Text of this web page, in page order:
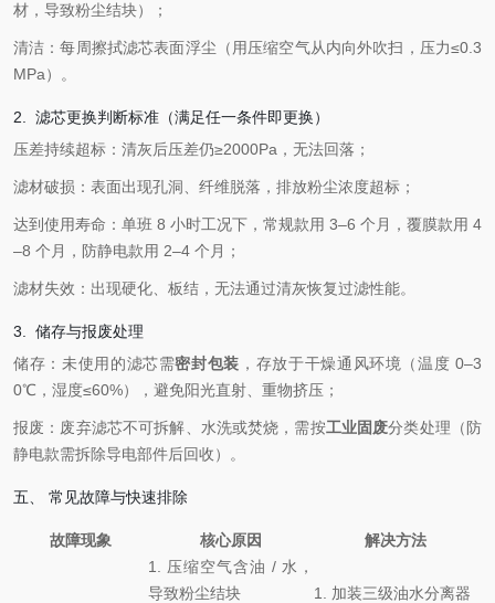
材，导致粉尘结块）；
清洁：每周擦拭滤芯表面浮尘（用压缩空气从内向外吹扫，压力≤0.3
MPa）。
2. 滤芯更换判断标准（满足任一条件即更换）
压差持续超标：清灰后压差仍≥2000Pa，无法回落；
滤材破损：表面出现孔洞、纤维脱落，排放粉尘浓度超标；
达到使用寿命：单班 8 小时工况下，常规款用 3–6 个月，覆膜款用 4
–8 个月，防静电款用 2–4 个月；
滤材失效：出现硬化、板结，无法通过清灰恢复过滤性能。
3. 储存与报废处理
储存：未使用的滤芯需密封包装 ，存放于干燥通风环境（温度 0–3
0℃，湿度≤60%），避免阳光直射、重物挤压；
报废：废弃滤芯不可拆解、水洗或焚烧，需按工业固废分类处理（防
静电款需拆除导电部件后回收）。
五、 常见故障与快速排除
故障现象 核心原因 解决方法
1. 压缩空气含油 / 水，
导致粉尘结块
1. 加装三级油水分离器